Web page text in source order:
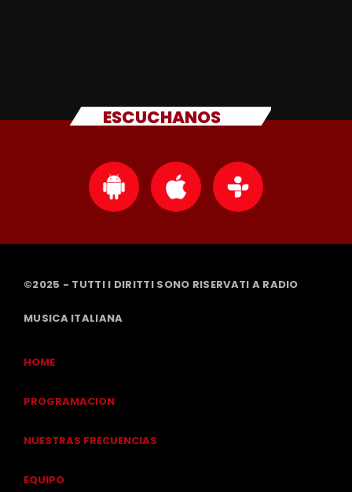
ESCUCHANOS
©2025 - TUTTI I DIRITTI SONO RISERVATI A RADIO
MUSICA ITALIANA
HOME
PROGRAMACION
NUESTRAS FRECUENCIAS
EQUIPO